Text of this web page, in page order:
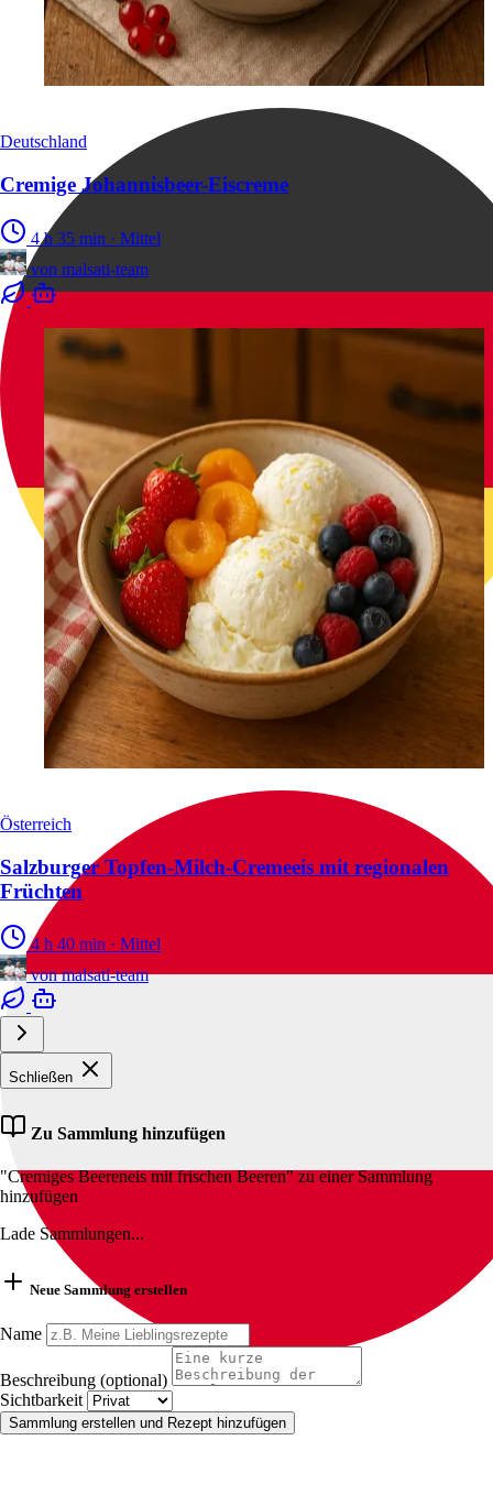
Deutschland
Cremige Johannisbeer-Eiscreme
4 h 35 min · Mittel
von malsati-team
Österreich
Salzburger Topfen-Milch-Cremeeis mit regionalen
Früchten
4 h 40 min · Mittel
von malsati-team
Schließen
Zu Sammlung hinzufügen
"Cremiges Beereneis mit frischen Beeren" zu einer Sammlung
hinzufügen
Lade Sammlungen...
Neue Sammlung erstellen
Name
Beschreibung (optional)
Sichtbarkeit
Sammlung erstellen und Rezept hinzufügen